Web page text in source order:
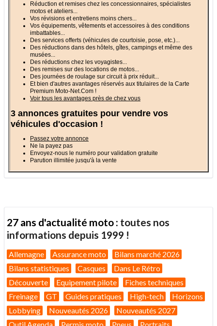
Réduction et remises chez les concessionnaires, spécialistes
motos et ateliers...
Vos révisions et entretiens moins chers...
Vos équipements, vêtements et accessoires à des conditions
imbattables...
Des services offerts (véhicules de courtoisie, pose, etc.)...
Des réductions dans des hôtels, gîtes, campings et même des
musées...
Des réductions chez les voyagistes...
Des remises sur des locations de motos...
Des journées de roulage sur circuit à prix réduit...
Et bien d'autres avantages réservés aux titulaires de la Carte
Premium Moto-Net.Com !
Voir tous les avantages près de chez vous
3 annonces gratuites pour vendre vos
véhicules d'occasion !
Passez votre annonce
Ne la payez pas
Envoyez-nous le numéro pour validation gratuite
Parution illimitée jusqu'à la vente
27 ans d'actualité moto : toutes nos
informations depuis 1999 !
Allemagne Assurance moto
Bilans marché 2026
Bilans statistiques
Casques
Dans Le Rétro
Découverte
Equipement pilote
Fiches techniques
Freinage
GT Guides pratiques High-tech
Horizons
Lobbying
Nouveautés 2026
Nouveautés 2027